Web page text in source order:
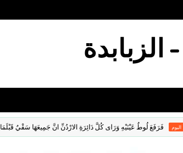
لُوطٌ عَيْنَيْهِ وَرَاى كُلَّ دَائِرَةِ الارْدُنِّ انَّ جَمِيعَهَا سَقْيٌ قَبْلَمَا اخْرَبَ